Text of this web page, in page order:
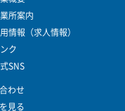
所案内
情報（求人情報）
ク
SNS
わせ
見る